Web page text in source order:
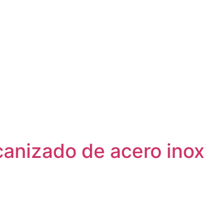
de acero